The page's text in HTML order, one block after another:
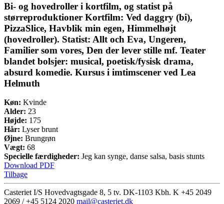
Bi- og hovedroller i kortfilm, og statist på
størreproduktioner Kortfilm: Ved daggry (bi),
PizzaSlice, Havblik min egen, Himmelhøjt
(hovedroller). Statist: Allt och Eva, Ungeren,
Familier som vores, Den der lever stille mf. Teater
blandet bolsjer: musical, poetisk/fysisk drama,
absurd komedie. Kursus i imtimscener ved Lea
Helmuth
Køn: Kvinde
Alder: 23
Højde: 175
Hår: Lyser brunt
Øjne: Brungrøn
Vægt: 68
Specielle færdigheder: Jeg kan synge, danse salsa, basis stunts
Download PDF
Tilbage
Casteriet I/S Hovedvagtsgade 8, 5 tv. DK-1103 Kbh. K +45 2049
2069 / +45 5124 2020 mail@casteriet.dk